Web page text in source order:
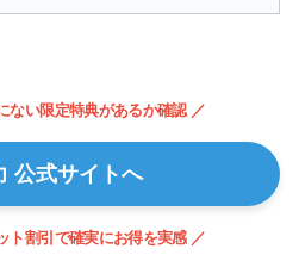
ない限定特典があるか確認 ／
公式サイトへ
ト割引で確実にお得を実感 ／